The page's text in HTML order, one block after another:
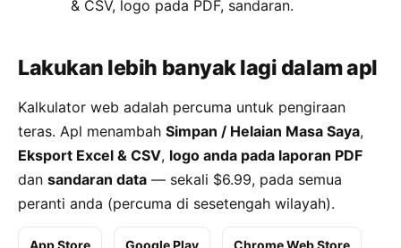
& CSV, logo pada PDF, sandaran.
Lakukan lebih banyak lagi dalam apl
Kalkulator web adalah percuma untuk pengiraan
teras. Apl menambah Simpan / Helaian Masa Saya,
Eksport Excel & CSV, logo anda pada laporan PDF
dan sandaran data — sekali $6.99, pada semua
peranti anda (percuma di sesetengah wilayah).
App Store Google Play Chrome Web Store